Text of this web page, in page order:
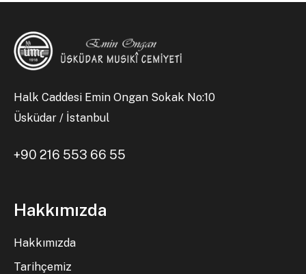
Halk Caddesi Emin Ongan Sokak No:10
Üsküdar / İstanbul
+90 216 553 66 55
Hakkımızda
Hakkımızda
Tarihçemiz